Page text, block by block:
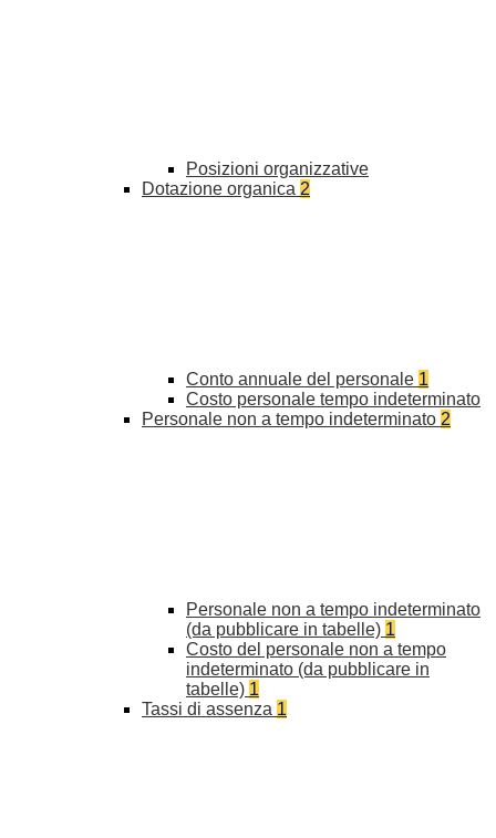
Posizioni organizzative
Dotazione organica 2
Conto annuale del personale 1
Costo personale tempo indeterminato
Personale non a tempo indeterminato 2
Personale non a tempo indeterminato
(da pubblicare in tabelle) 1
Costo del personale non a tempo
indeterminato (da pubblicare in
tabelle) 1
Tassi di assenza 1